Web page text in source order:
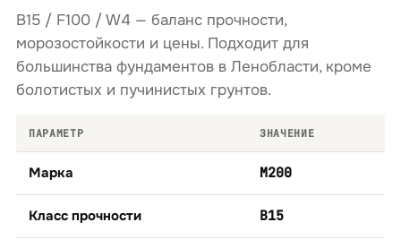
B15 / F100 / W4 — баланс прочности,
морозостойкости и цены. Подходит для
большинства фундаментов в Ленобласти, кроме
болотистых и пучинистых грунтов.
ПАРАМЕТР ЗНАЧЕНИЕ
Марка М200
Класс прочности B15